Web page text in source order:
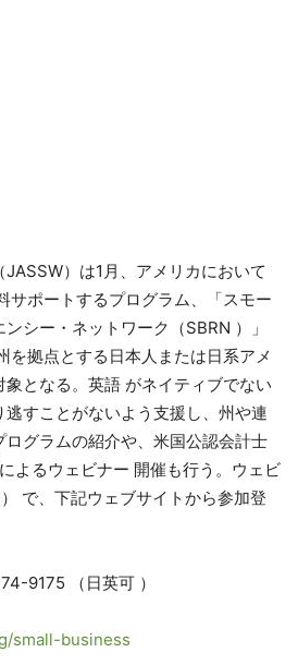
）は1月、アメリカにおいて
サポートするプログラム、「スモー
シー・ネットワーク（SBRN ）」
を拠点とする日本人または日系アメ
象となる。英語 がネイティブでない
すことがないよう支援し、州や連
グラムの紹介や、米国公認会計士
よるウェビナー 開催も行う。ウェビ
で、下記ウェブサイトから参加登
9175 （日英可 ）
small-business